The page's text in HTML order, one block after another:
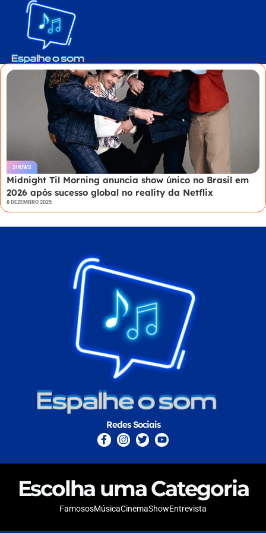
SHOWS
Midnight Til Morning anuncia show único no Brasil em
2026 após sucesso global no reality da Netflix
8 DEZEMBRO 2025
Redes Sociais
Escolha uma Categoria
FamososMúsicaCinemaShowEntrevista